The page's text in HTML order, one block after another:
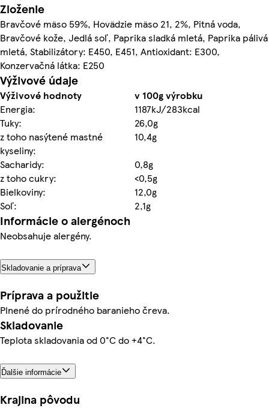
Zloženie
Bravčové mäso 59%, Hovädzie mäso 21, 2%, Pitná voda,
Bravčové kože, Jedlá soľ, Paprika sladká mletá, Paprika pálivá
mletá, Stabilizátory: E450, E451, Antioxidant: E300,
Konzervačná látka: E250
Výživové údaje
Výživové hodnoty
v 100g výrobku
Energia:
1187kJ/283kcal
Tuky:
26,0g
z toho nasýtené mastné
kyseliny:
10,4g
Sacharidy:
0,8g
z toho cukry:
<0,5g
Bielkoviny:
12,0g
Soľ:
2,1g
Informácie o alergénoch
Neobsahuje alergény.
Skladovanie a príprava
Príprava a použitie
Plnené do prírodného baranieho čreva.
Skladovanie
Teplota skladovania od 0°C do +4°C.
Ďalšie informácie
Krajina pôvodu